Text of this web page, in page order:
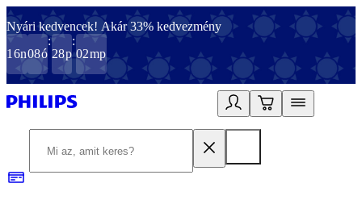
Nyári kedvencek! Akár 33% kedvezmény
16n08ó
:
28p
:
02mp